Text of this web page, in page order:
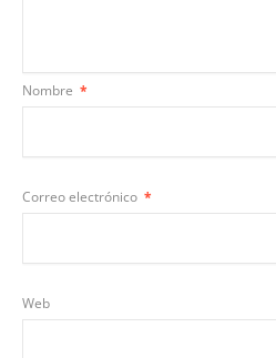
Nombre *
Correo electrónico *
Web